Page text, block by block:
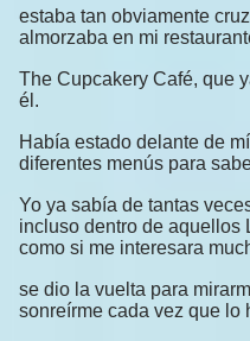
estaba tan obviamente
almorzaba en mi
The Cupcakery Café, que
él.
Había estado delante de
diferentes menús para
Yo ya sabía de tantas
incluso dentro de aquellos
como si me interesara
se dio la vuelta para
sonreírme cada vez que lo